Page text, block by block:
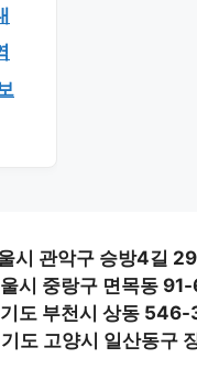
시 관악구 승방4길
시 중랑구 면목동
도 부천시 상동 546-
도 고양시 일산동구